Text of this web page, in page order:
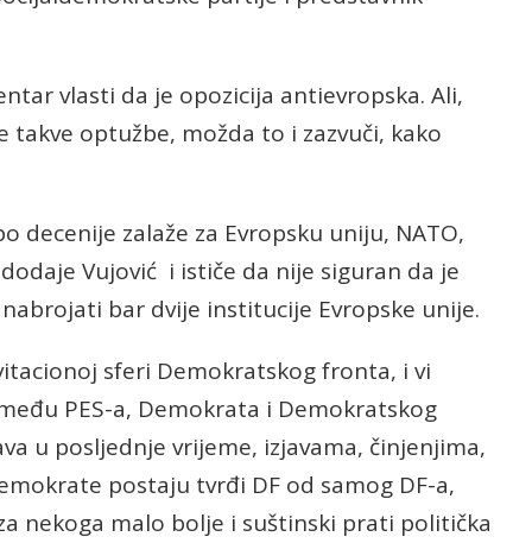
vlasti da je opozicija antievropska. Ali,
takve optužbe, možda to i zazvuči, kako
decenije zalaže za Evropsku uniju, NATO,
Vujović i ističe da nije siguran da je
bar dvije institucije Evropske unije.
sferi Demokratskog fronta, i vi
PES-a, Demokrata i Demokratskog
u posljednje vrijeme, izjavama, činjenjima,
postaju tvrđi DF od samog DF-a,
nekoga malo bolje i suštinski prati politička